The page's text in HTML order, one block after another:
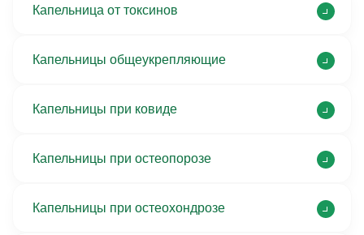
Капельница от токсинов
Капельницы общеукрепляющие
Капельницы при ковиде
Капельницы при остеопорозе
Капельницы при остеохондрозе